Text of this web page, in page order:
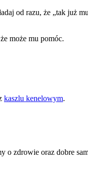
od razu, że „tak już
może mu pomóc.
kaszlu kenelowym.
o zdrowie oraz dobre